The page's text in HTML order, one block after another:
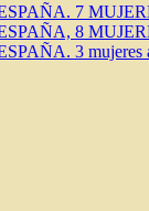
7
8
3 mujeres